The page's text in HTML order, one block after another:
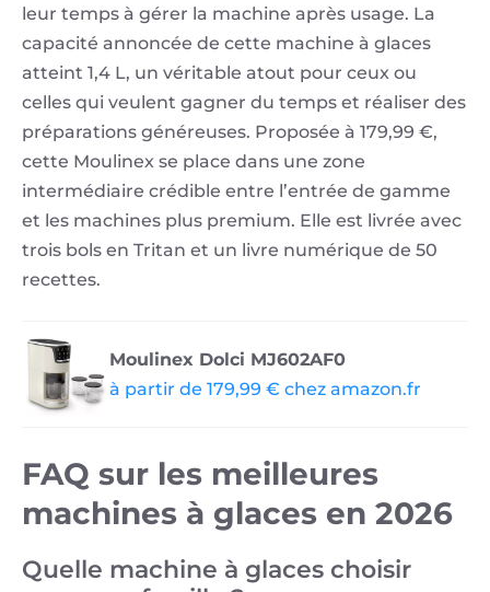
leur temps à gérer la machine après usage. La
capacité annoncée de cette machine à glaces
atteint 1,4 L, un véritable atout pour ceux ou
celles qui veulent gagner du temps et réaliser des
préparations généreuses. Proposée à 179,99 €,
cette Moulinex se place dans une zone
intermédiaire crédible entre l’entrée de gamme
et les machines plus premium. Elle est livrée avec
trois bols en Tritan et un livre numérique de 50
recettes.
Moulinex Dolci MJ602AF0
à partir de 179,99 € chez amazon.fr
FAQ sur les meilleures
machines à glaces en 2026
Quelle machine à glaces choisir